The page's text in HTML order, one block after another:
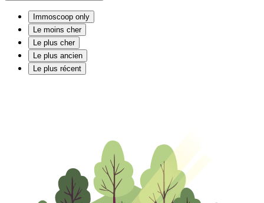
Immoscoop only
Le moins cher
Le plus cher
Le plus ancien
Le plus récent